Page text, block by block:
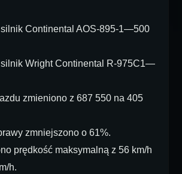
Continental AOS-895-1—500
Wright Continental R-975C1—
zmieniono z 687 550 na 405
zmniejszono o 61%.
prędkość maksymalną z 56 km/h
h.